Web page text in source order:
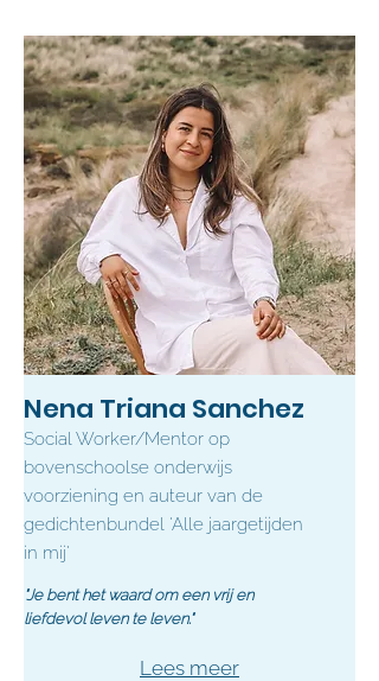
Nena Triana Sanchez
Social Worker/Mentor op
bovenschoolse onderwijs
voorziening en auteur van de
gedichtenbundel 'Alle jaargetijden
in mij'
"Je bent het waard om een vrij en
liefdevol leven te leven."
Lees meer